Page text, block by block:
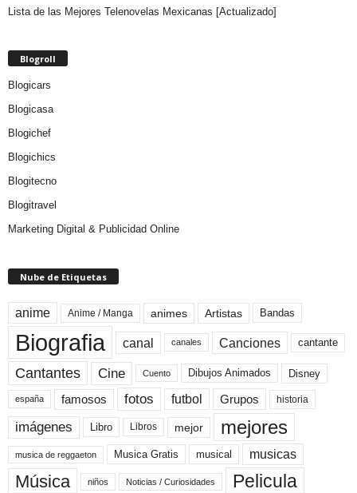
Lista de las Mejores Telenovelas Mexicanas [Actualizado]
Blogroll
Blogicars
Blogicasa
Blogichef
Blogichics
Blogitecno
Blogitravel
Marketing Digital & Publicidad Online
Nube de Etiquetas
anime Anime / Manga animes Artistas Bandas
Biografia canal canales Canciones cantante
Cantantes Cine Cuento Dibujos Animados Disney
españa famosos fotos futbol Grupos historia
imágenes Libro Libros mejor mejores
musica de reggaeton Musica Gratis musical musicas
Música niños Noticias / Curiosidades Pelicula